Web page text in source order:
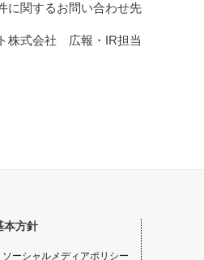
に関するお問い合わせ先
株式会社 広報・IR担当
本方針
ソーシャルメディアポリシー